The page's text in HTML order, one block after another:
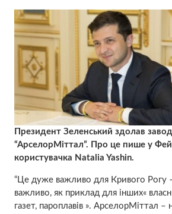
Президент Зеленський здолав завод
“АрселорМіттал”. Про це пише у
користувачка Natalia Yashin.
“Це дуже важливо для Кривого Рогу
важливо, як приклад для інших«
газет, пароплавів ». АрселорМіттал –